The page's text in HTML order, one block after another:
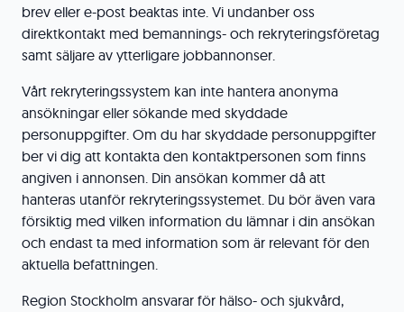
brev eller e-post beaktas inte. Vi undanber oss
direktkontakt med bemannings- och rekryteringsföretag
samt säljare av ytterligare jobbannonser.
Vårt rekryteringssystem kan inte hantera anonyma
ansökningar eller sökande med skyddade
personuppgifter. Om du har skyddade personuppgifter
ber vi dig att kontakta den kontaktpersonen som finns
angiven i annonsen. Din ansökan kommer då att
hanteras utanför rekryteringssystemet. Du bör även vara
försiktig med vilken information du lämnar i din ansökan
och endast ta med information som är relevant för den
aktuella befattningen.
Region Stockholm ansvarar för hälso- och sjukvård,